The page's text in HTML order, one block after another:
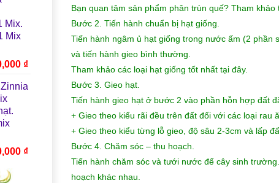
250,000 ₫.
Mix.
Mix
₫.
₫Giá
tại
250,000 ₫.
₫Giá
Bạn quan tâm sản phẩm phân trùn quế? Tham khảo
Bước 2. Tiến hành chuẩn bị hạt giống.
Tiến hành ngâm ủ hạt giống trong nước ấm (2 phần
và tiến hành gieo bình thường.
Tham khảo các loại hạt giống tốt nhất tại đây.
Bước 3. Gieo hạt.
Tiến hành gieo hạt ở bước 2 vào phần hỗn hợp đất
+ Gieo theo kiểu rãi đều trên đất đối với các loại rau
+ Gieo theo kiểu từng lỗ gieo, độ sâu 2-3cm và lấp
Bước 4. Chăm sóc – thu hoạch.
Tiến hành chăm sóc và tưới nước để cây sinh
hoạch khác nhau.